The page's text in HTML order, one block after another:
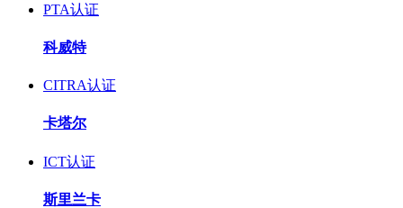
PTA认证
科威特
CITRA认证
卡塔尔
ICT认证
斯里兰卡